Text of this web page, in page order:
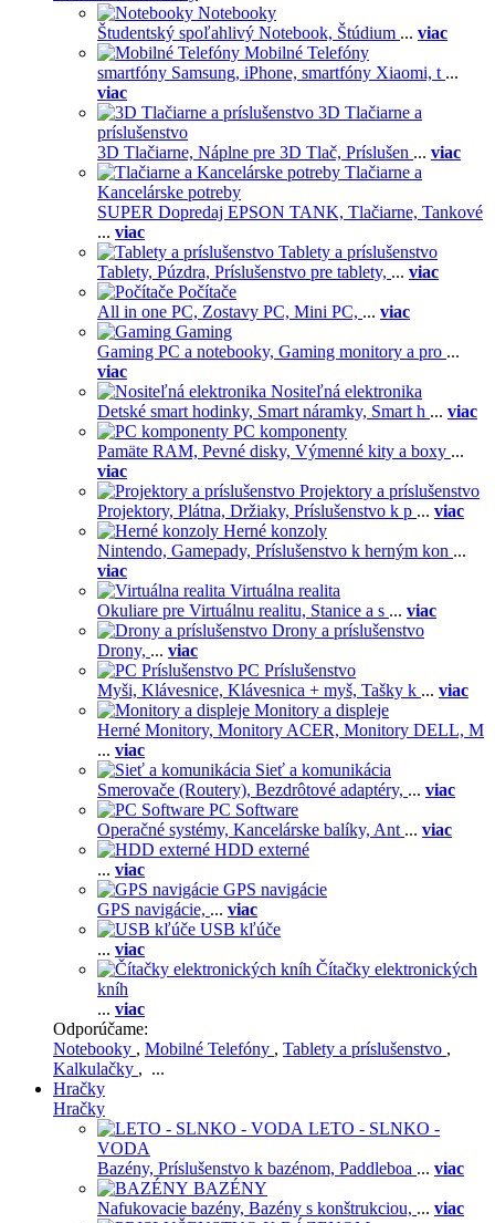
Notebooky
Študentský spoľahlivý Notebook, Štúdium ... viac
Mobilné Telefóny
smartfóny Samsung, iPhone, smartfóny Xiaomi, t ...
viac
3D Tlačiarne a
príslušenstvo
3D Tlačiarne, Náplne pre 3D Tlač, Príslušen ... viac
Tlačiarne a
Kancelárske potreby
SUPER Dopredaj EPSON TANK, Tlačiarne, Tankové
... viac
Tablety a príslušenstvo
Tablety, Púzdra, Príslušenstvo pre tablety, ... viac
Počítače
All in one PC, Zostavy PC, Mini PC, ... viac
Gaming
Gaming PC a notebooky, Gaming monitory a pro ...
viac
Nositeľná elektronika
Detské smart hodinky, Smart náramky, Smart h ... viac
PC komponenty
Pamäte RAM, Pevné disky, Výmenné kity a boxy ...
viac
Projektory a príslušenstvo
Projektory, Plátna, Držiaky, Príslušenstvo k p ... viac
Herné konzoly
Nintendo, Gamepady, Príslušenstvo k herným kon ...
viac
Virtuálna realita
Okuliare pre Virtuálnu realitu, Stanice a s ... viac
Drony a príslušenstvo
Drony, ... viac
PC Príslušenstvo
Myši, Klávesnice, Klávesnica + myš, Tašky k ... viac
Monitory a displeje
Herné Monitory, Monitory ACER, Monitory DELL, M
... viac
Sieť a komunikácia
Smerovače (Routery), Bezdrôtové adaptéry, ... viac
PC Software
Operačné systémy, Kancelárske balíky, Ant ... viac
HDD externé
... viac
GPS navigácie
GPS navigácie, ... viac
USB kľúče
... viac
Čítačky elektronických
kníh
... viac
Odporúčame:
Notebooky , Mobilné Telefóny , Tablety a príslušenstvo ,
Kalkulačky , ...
Hračky
Hračky
LETO - SLNKO -
VODA
Bazény, Príslušenstvo k bazénom, Paddleboa ... viac
BAZÉNY
Nafukovacie bazény, Bazény s konštrukciou, ... viac